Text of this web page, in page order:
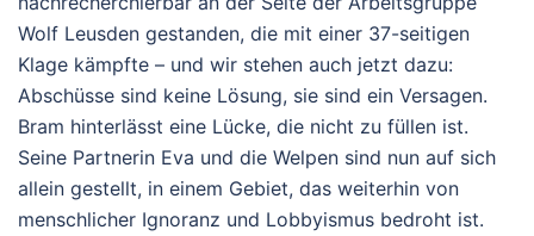
Wolf Leusden gestanden, die mit einer 37-seitigen
Klage kämpfte – und wir stehen auch jetzt dazu:
Abschüsse sind keine Lösung, sie sind ein Versagen.
Bram hinterlässt eine Lücke, die nicht zu füllen ist.
Seine Partnerin Eva und die Welpen sind nun auf sich
allein gestellt, in einem Gebiet, das weiterhin von
menschlicher Ignoranz und Lobbyismus bedroht ist.